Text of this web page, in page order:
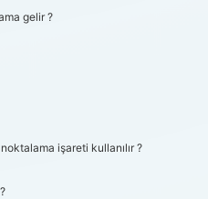
gelir ?
işareti kullanılır ?